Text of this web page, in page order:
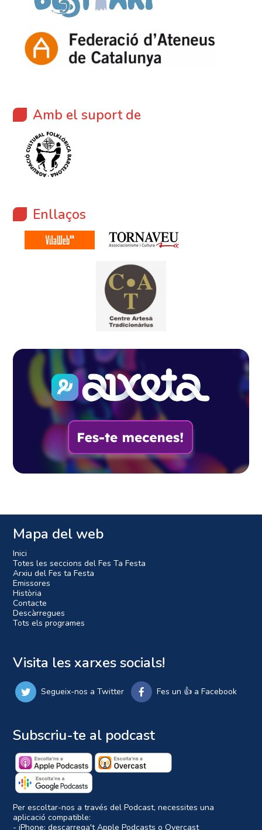
Amb el suport de
Enllaços
Mapa del web
Inici
Totes les seccions del Fes Ta Festa
Arxiu del Fes ta Festa
Emissores
Història
Contacte
Descàrregues
Tots els programes
Visita les xarxes socials!
Segueix-nos a Twitter Fes un 👍 a Facebook
Subscriu-te al podcast
Per escoltar-nos a través del Podcast, necessites una
aplicació compatible:
- iPhone: descarrega'tApple Podcasts oOvercast